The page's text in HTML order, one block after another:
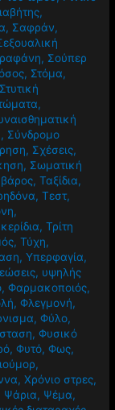
,
, Σαφράν,
, Σούπερ
, Στόμα,
Στυτική
,
, Σύνδρομο
, Σχέσεις,
, Σωματική
,Ταξίδια,
,Τεστ,
,
,Τρίτη
,Τύχη,
,Υπερφαγία,
, υψηλής
,Φαρμακοποιός,
,Φλεγμονή,
,Φύλο,
,Φυσικό
,Φυτό,Φως,
,
,Χρόνιο στρες,
Ψάρια, Ψέμα,